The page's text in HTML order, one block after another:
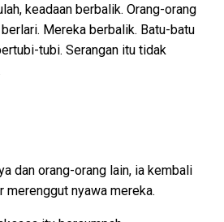
keadaan berbalik. Orang-orang
Mereka berbalik. Batu-batu
tubi. Serangan itu tidak
dan orang-orang lain, ia kembali
merenggut nyawa mereka.